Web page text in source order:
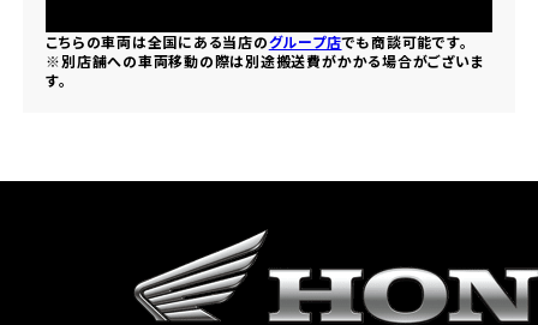
こちらの車両は全国にある当店のグループ店でも商談可能です。
※別店舗への車両移動の際は別途搬送費がかかる場合がございま
す。
ホンダドリーム 水戸北